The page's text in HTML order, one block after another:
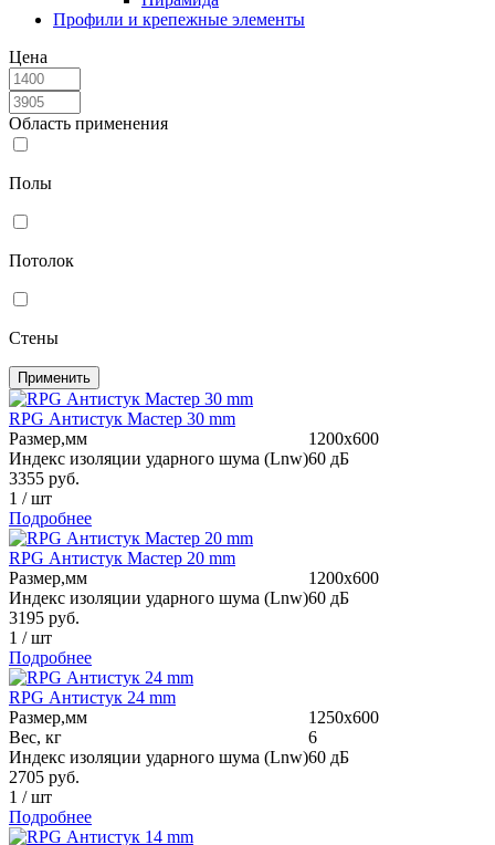
Профили и крепежные элементы
Цена
Область применения
Полы
Потолок
Стены
Применить
RPG Антистук Мастер 30 mm
Размер,мм
1200х600
Индекс изоляции ударного шума (Lnw)60 дБ
3355 руб.
1 /шт
Подробнее
RPG Антистук Мастер 20 mm
Размер,мм
1200х600
Индекс изоляции ударного шума (Lnw)60 дБ
3195 руб.
1 /шт
Подробнее
RPG Антистук 24 mm
Размер,мм
1250х600
Вес, кг
6
Индекс изоляции ударного шума (Lnw)60 дБ
2705 руб.
1 /шт
Подробнее